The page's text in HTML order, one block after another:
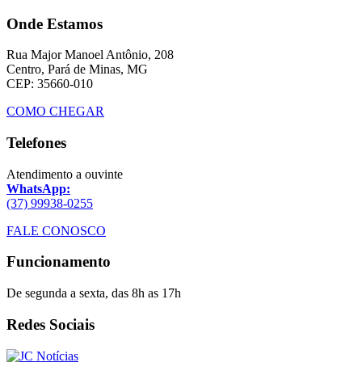
Onde Estamos
Rua Major Manoel Antônio, 208
Centro, Pará de Minas, MG
CEP: 35660-010
COMO CHEGAR
Telefones
Atendimento a ouvinte
WhatsApp:
(37) 99938-0255
FALE CONOSCO
Funcionamento
De segunda a sexta, das 8h as 17h
Redes Sociais